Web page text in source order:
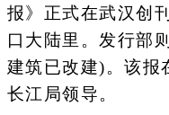
报》正式在武汉创
口大陆里。发行部
建筑已改建)。该报
长江局领导。